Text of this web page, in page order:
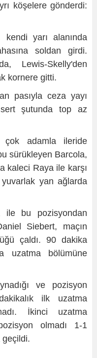
köşelere gönderdi:
yarı alanında
soldan girdi.
Lewis-Skelly'den
kornere gitti.
pasıyla ceza yayı
şutunda top az
çok adamla ileride
sürükleyen Barcola,
kaleci Raya ile karşı
yan ağlarda
ile bu pozisyondan
Siebert, maçın
çaldı. 90 dakika
uzatma bölümüne
ve pozisyon
ilk uzatma
İkinci uzatma
olmadı 1-1
geçildi.